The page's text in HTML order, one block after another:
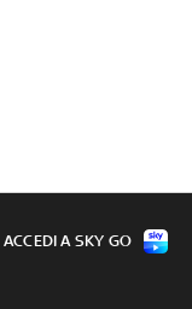
ACCEDI A SKY GO